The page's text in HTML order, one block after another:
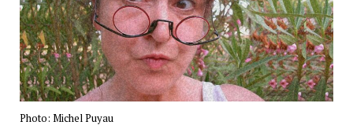
Photo: Michel Puyau